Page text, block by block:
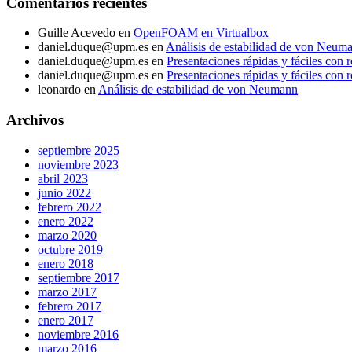
Guille Acevedo en OpenFOAM en Virtualbox
daniel.duque@upm.es enAnálisis de estabilidad de von
daniel.duque@upm.es en Presentaciones rápidas y fáciles con
daniel.duque@upm.es en Presentaciones rápidas y fáciles con
leonardo enAnálisis de estabilidad de von Neumann
Archivos
septiembre 2025
noviembre 2023
abril 2023
junio 2022
febrero 2022
enero 2022
marzo 2020
octubre 2019
enero 2018
septiembre 2017
marzo 2017
febrero 2017
enero 2017
noviembre 2016
marzo 2016